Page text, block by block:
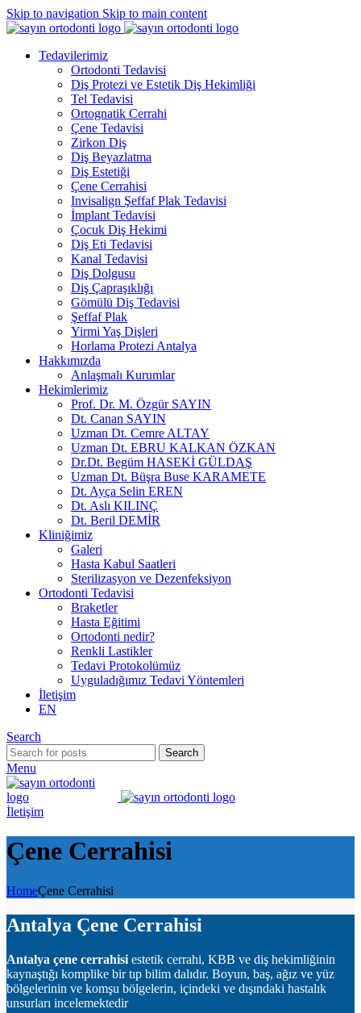
Skip to navigation Skip to main content
Tedavilerimiz
Ortodonti Tedavisi
Diş Protezi ve Estetik Diş Hekimliği
Tel Tedavisi
Ortognatik Cerrahi
Çene Tedavisi
Zirkon Diş
Diş Beyazlatma
Diş Estetiği
Çene Cerrahisi
Invisalign Şeffaf Plak Tedavisi
İmplant Tedavisi
Çocuk Diş Hekimi
Diş Eti Tedavisi
Kanal Tedavisi
Diş Dolgusu
Diş Çapraşıklığı
Gömülü Diş Tedavisi
Şeffaf Plak
Yirmi Yaş Dişleri
Horlama Protezi Antalya
Hakkımızda
Anlaşmalı Kurumlar
Hekimlerimiz
Prof. Dr. M. Özgür SAYIN
Dt. Canan SAYIN
Uzman Dt. Cemre ALTAY
Uzman Dt. EBRU KALKAN ÖZKAN
Dr.Dt. Begüm HASEKİ GÜLDAŞ
Uzman Dt. Büşra Buse KARAMETE
Dt. Ayça Selin EREN
Dt. Aslı KILINÇ
Dt. Beril DEMİR
Kliniğimiz
Galeri
Hasta Kabul Saatleri
Sterilizasyon ve Dezenfeksiyon
Ortodonti Tedavisi
Braketler
Hasta Eğitimi
Ortodonti nedir?
Renkli Lastikler
Tedavi Protokolümüz
Uyguladığımız Tedavi Yöntemleri
İletişim
EN
Search
Search
Menu
İletişim
Çene Cerrahisi
HomeÇene Cerrahisi
Antalya Çene Cerrahisi
Antalya çene cerrahisi estetik cerrahi, KBB ve diş hekimliğinin
kaynaştığı komplike bir tıp bilim dalıdır. Boyun, baş, ağız ve yüz
bölgelerinin ve komşu bölgelerin, içindeki ve dışındaki hastalık
unsurları incelemektedir